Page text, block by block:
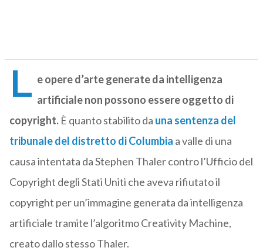
L e opere d’arte generate da intelligenza
artificiale non possono essere oggetto di
copyright.È quanto stabilito da una sentenza del
tribunale del distretto di Columbia a valle di una
causa intentata da Stephen Thaler contro l’Ufficio del
Copyright degli Stati Uniti che aveva rifiutato il
copyright per un’immagine generata da intelligenza
artificiale tramite l’algoritmo Creativity Machine,
creato dallo stesso Thaler.